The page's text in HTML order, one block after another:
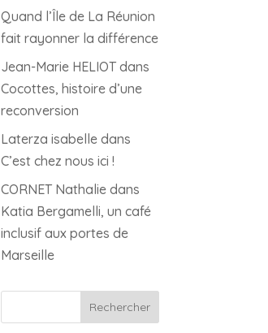
Quand l’Île de La Réunion
fait rayonner la différence
Jean-Marie HELIOT dans
Cocottes, histoire d’une
reconversion
Laterza isabelle dans
C’est chez nous ici !
CORNET Nathalie dans
Katia Bergamelli, un café
inclusif aux portes de
Marseille
Rechercher